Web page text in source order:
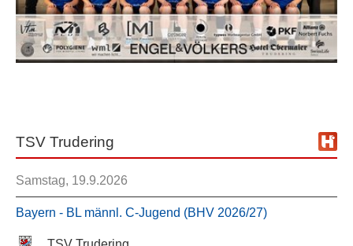
TSV Trudering
Samstag, 19.9.2026
Bayern - BL männl. C-Jugend (BHV 2026/27)